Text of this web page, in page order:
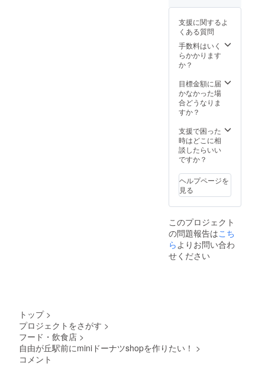
させて
頂きま
す。 な
お、返
金は致
しかね
ご了承
いただ
きます
たしま
す。
【期限
までに
いただ
かった
場合】
【不適
切な表
現、言
葉と判
断した
告知い
す。 ※
チケッ
トは店
頭での
交換の
たしま
す。
（発送
など他
渡し方
法はご
対応致
しかね
でご了
承くだ
さ
い。）
半年間
予定し
ていま
す。
（5000
円のリ
商品は
こちら
のTシャ
ツで
※メー
カー：
FRUIT
OF THE
／色：
20 RYL
(ロイヤ
ルブ
※ロゴデ
ザイン
等の
データ
作成は
ト終了
程調整
のメー
ルをお
送りい
たしま
支援に関するよ
くある質問
手数料はいく
らかかります
か？
目標金額に届
かなかった場
合どうなりま
すか？
支援で困った
時はどこに相
談したらいい
ですか？
ヘルプページを
見る
このプロジェクト
の問題報告はこち
らよりお問い合わ
せください
トップ >
プロジェクトをさがす >
フード・飲食店 >
自由が丘駅前にminiドーナツshopを作りたい！ >
コメント